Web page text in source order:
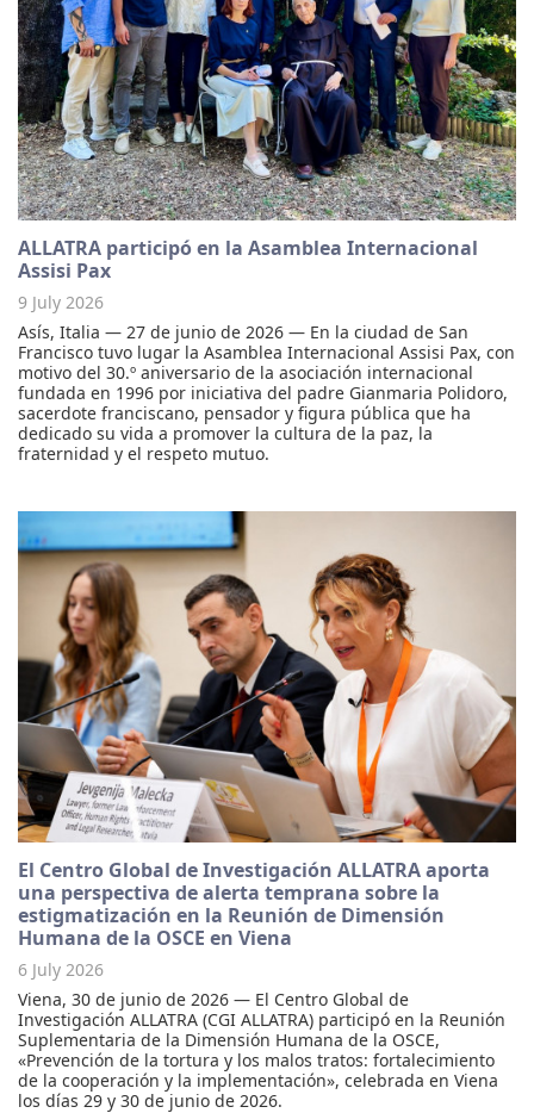
ALLATRA participó en la Asamblea Internacional
Assisi Pax
9 July 2026
Asís, Italia — 27 de junio de 2026 — En la ciudad de San
Francisco tuvo lugar la Asamblea Internacional Assisi Pax, con
motivo del 30.º aniversario de la asociación internacional
fundada en 1996 por iniciativa del padre Gianmaria Polidoro,
sacerdote franciscano, pensador y figura pública que ha
dedicado su vida a promover la cultura de la paz, la
fraternidad y el respeto mutuo.
El Centro Global de Investigación ALLATRA aporta
una perspectiva de alerta temprana sobre la
estigmatización en la Reunión de Dimensión
Humana de la OSCE en Viena
6 July 2026
Viena, 30 de junio de 2026 — El Centro Global de
Investigación ALLATRA (CGI ALLATRA) participó en la Reunión
Suplementaria de la Dimensión Humana de la OSCE,
«Prevención de la tortura y los malos tratos: fortalecimiento
de la cooperación y la implementación», celebrada en Viena
los días 29 y 30 de junio de 2026.